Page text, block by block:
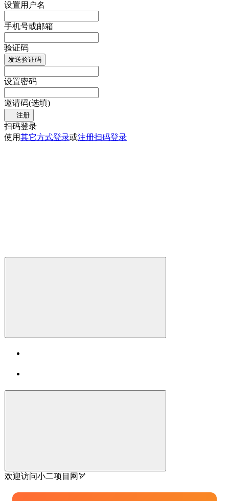
设置用户名
手机号或邮箱
验证码
发送验证码
设置密码
邀请码(选填)
注册
扫码登录
使用其它方式登录或注册扫码登录
欢迎访问小二项目网🏹